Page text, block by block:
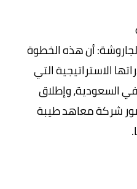
أن هذه الخطوة
الاستراتيجية التي
السعودية، وإطلاق
شركة معاهد طيبة